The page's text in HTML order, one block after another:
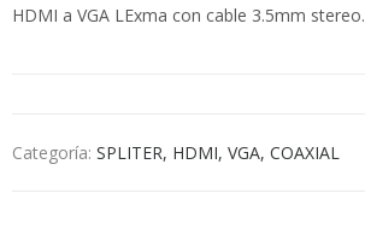
HDMI a VGA LExma con cable 3.5mm stereo.
Categoría: SPLITER, HDMI, VGA, COAXIAL